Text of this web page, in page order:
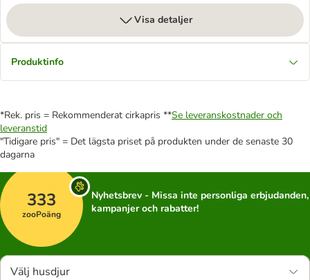
Visa detaljer
Produktinfo
*Rek. pris = Rekommenderat cirkapris **Se leveranskostnader och
leveranstid
"Tidigare pris" = Det lägsta priset på produkten under de senaste 30
dagarna
333
zooPoäng
Nyhetsbrev - Missa inte personliga erbjudanden,
kampanjer och rabatter!
Välj husdjur